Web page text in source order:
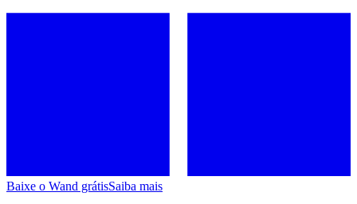
Baixe o Wand grátisSaiba mais